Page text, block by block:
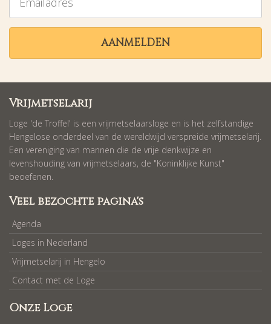
AANMELDEN
Vrijmetselarij
Loge 'de Troffel' is een vrijmetselaarsloge en is het zelfstandige
Hengelose onderdeel van de wereldwijd verspreide vrijmetselarij.
Een vereniging van mannen die de vrije denkwijze en
levenshouding van vrijmetselaars, de "Koninklijke Kunst"
beoefenen.
Veel bezochte pagina's
Agenda
Loges in Nederland
Vrijmetselarij in Hengelo
Contact met de Loge
Onze Loge